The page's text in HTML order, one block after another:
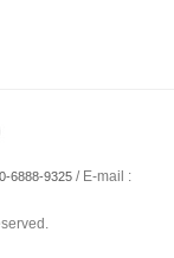
6888-9325/ E-mail :